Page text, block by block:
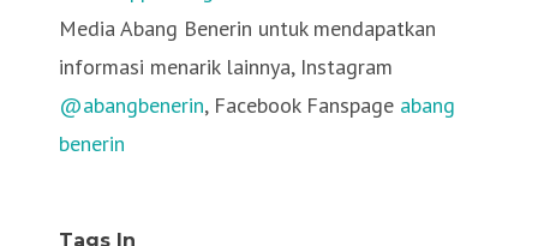
Media Abang Benerin untuk mendapatkan
informasi menarik lainnya, Instagram
@abangbenerin, Facebook Fanspage abang
benerin
Tags In